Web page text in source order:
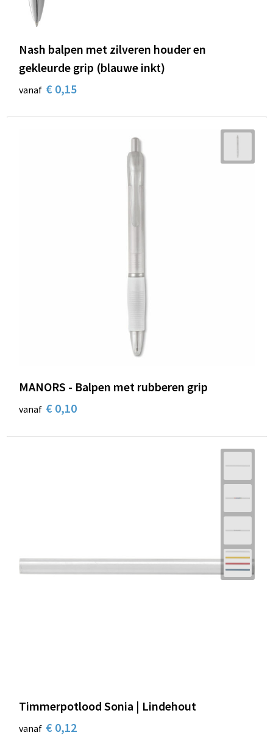
Nash balpen met zilveren houder en
gekleurde grip (blauwe inkt)
vanaf € 0,15
MANORS - Balpen met rubberen grip
vanaf € 0,10
Timmerpotlood Sonia | Lindehout
vanaf € 0,12